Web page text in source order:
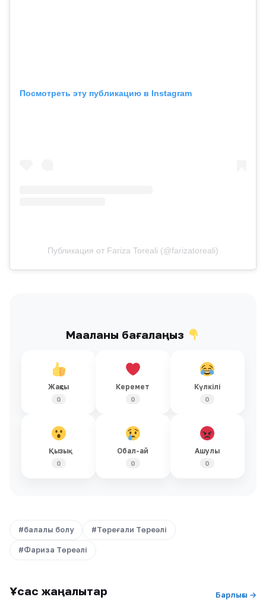
Посмотреть эту публикацию в Instagram
Публикация от Fariza Toreali (@farizatoreali)
Мақаланы бағалаңыз
Жақсы
0
Керемет
0
Күлкілі
0
Қызық
0
Обал-ай
0
Ашулы
0
#балалы болу #Төреғали Төреәлі
#Фариза Төреәлі
Ұқсас жаңалықтар Барлығы →